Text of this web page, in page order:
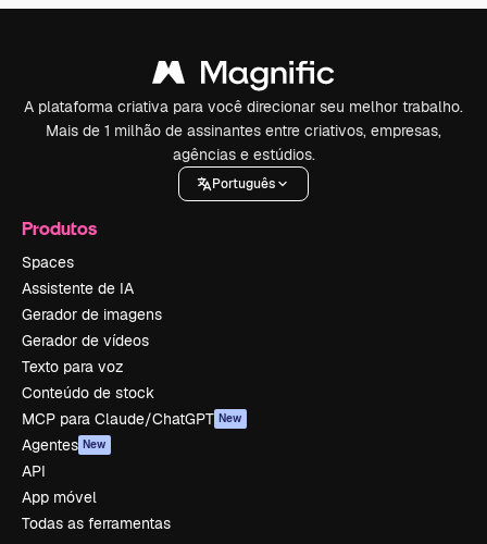
A plataforma criativa para você direcionar seu melhor trabalho.
Mais de 1 milhão de assinantes entre criativos, empresas,
agências e estúdios.
Português
Produtos
Spaces
Assistente de IA
Gerador de imagens
Gerador de vídeos
Texto para voz
Conteúdo de stock
MCP para Claude/ChatGPT New
Agentes New
API
App móvel
Todas as ferramentas